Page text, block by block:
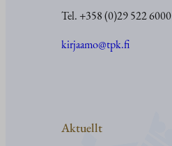
Tel. +358 (0)29 522 6000
kirjaamo@tpk.fi
Aktuellt